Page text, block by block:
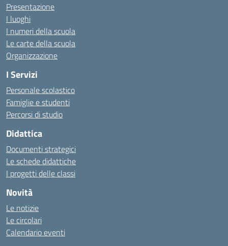
Presentazione
I luoghi
I numeri della scuola
Le carte della scuola
Organizzazione
I Servizi
Personale scolastico
Famiglie e studenti
Percorsi di studio
Didattica
Documenti strategici
Le schede didattiche
I progetti delle classi
Novità
Le notizie
Le circolari
Calendario eventi